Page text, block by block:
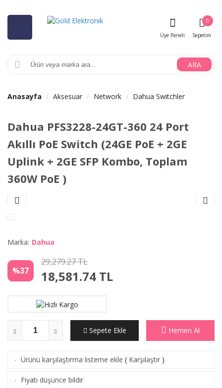
ARA
Üye Paneli Sepetim
0
Anasayfa Aksesuar Network Dahua Switchler
Dahua PFS3228-24GT-360 24 Port
Akıllı PoE Switch (24GE PoE + 2GE
Uplink + 2GE SFP Kombo, Toplam
360W PoE )
Marka: Dahua
%37
29,279.27 TL
18,581.74 TL
Sepete Ekle Hemen Al
· Ürünü karşılaştırma listeme ekle ( Karşılaştır )
· Fiyatı düşünce bildir